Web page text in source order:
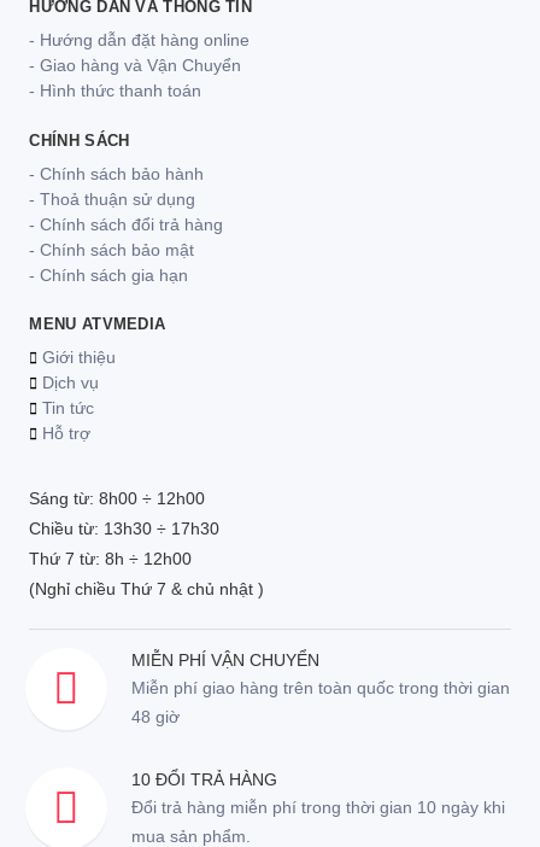
HƯỚNG DẪN VÀ THÔNG TIN
- Hướng dẫn đặt hàng online
- Giao hàng và Vận Chuyển
- Hình thức thanh toán
CHÍNH SÁCH
- Chính sách bảo hành
- Thoả thuận sử dụng
- Chính sách đổi trả hàng
- Chính sách bảo mật
- Chính sách gia hạn
MENU ATVMEDIA
Giới thiệu
Dịch vụ
Tin tức
Hỗ trợ
Sáng từ: 8h00 ÷ 12h00
Chiều từ: 13h30 ÷ 17h30
Thứ 7 từ: 8h ÷ 12h00
(Nghỉ chiều Thứ 7 & chủ nhật )
MIỄN PHÍ VẬN CHUYỂN
Miễn phí giao hàng trên toàn quốc trong thời gian
48 giờ
10 ĐỔI TRẢ HÀNG
Đổi trả hàng miễn phí trong thời gian 10 ngày khi
mua sản phẩm.